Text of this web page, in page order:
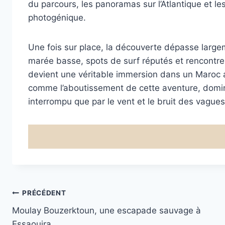
du parcours, les panoramas sur l’Atlantique et
photogénique.
Une fois sur place, la découverte dépasse
marée basse, spots de surf réputés et
devient une véritable immersion dans un
comme l’aboutissement de cette aventure,
interrompu que par le vent et le bruit des
Navigation
de
PRÉCÉDENT
Moulay Bouzerktoun, une escapade sauvage à